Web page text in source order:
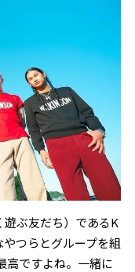
ぶ友だち）であるK
つらとグループを組
高ですよね。一緒に